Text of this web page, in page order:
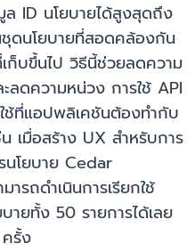
ล ID นโยบายได้สูงสุดถึง
ดนโยบายที่สอดคล้องกัน
ก็บขึ้นไป วิธีนี้ช่วยลดความ
ลดความหน่วง การใช้ API
ช้ที่แอปพลิเคชันต้องทำกับ
เมื่อสร้าง UX สำหรับการ
นโยบาย Cedar
รถดำเนินการเรียกใช้
ายทั้ง 50 รายการได้เลย
รั้ง